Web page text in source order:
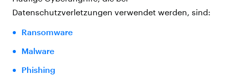
Datenschutzverletzungen verwendet werden, sind:
Ransomware
Malware
Phishing